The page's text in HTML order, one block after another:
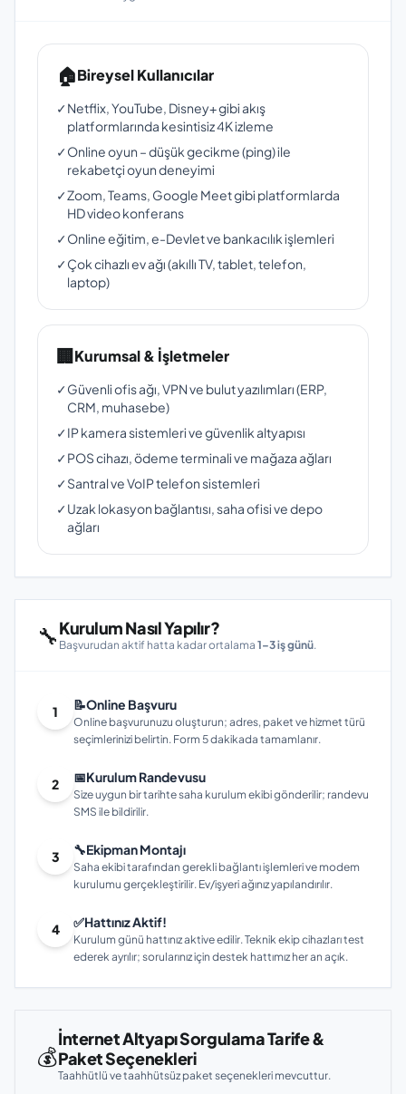
🏠Bireysel Kullanıcılar
✓Netflix, YouTube, Disney+ gibi akış
platformlarında kesintisiz 4K izleme
✓Online oyun – düşük gecikme (ping) ile
rekabetçi oyun deneyimi
✓Zoom, Teams, Google Meet gibi platformlarda
HD video konferans
✓Online eğitim, e-Devlet ve bankacılık işlemleri
✓Çok cihazlı ev ağı (akıllı TV, tablet, telefon,
laptop)
🏢Kurumsal & İşletmeler
✓Güvenli ofis ağı, VPN ve bulut yazılımları (ERP,
CRM, muhasebe)
✓IP kamera sistemleri ve güvenlik altyapısı
✓POS cihazı, ödeme terminali ve mağaza ağları
✓Santral ve VoIP telefon sistemleri
✓Uzak lokasyon bağlantısı, saha ofisi ve depo
ağları
🔧Kurulum Nasıl Yapılır?
Başvurudan aktif hatta kadar ortalama 1–3 iş günü.
1 📝Online Başvuru
Online başvurunuzu oluşturun; adres, paket ve hizmet türü
seçimlerinizi belirtin. Form 5 dakikada tamamlanır.
2 📅Kurulum Randevusu
Size uygun bir tarihte saha kurulum ekibi gönderilir; randevu
SMS ile bildirilir.
3 🔧Ekipman Montajı
Saha ekibi tarafından gerekli bağlantı işlemleri ve modem
kurulumu gerçekleştirilir. Ev/işyeri ağınız yapılandırılır.
4 ✅Hattınız Aktif!
Kurulum günü hattınız aktive edilir. Teknik ekip cihazları test
ederek ayrılır; sorularınız için destek hattımız her an açık.
💰
İnternet Altyapı Sorgulama Tarife &
Paket Seçenekleri
Taahhütlü ve taahhütsüz paket seçenekleri mevcuttur.